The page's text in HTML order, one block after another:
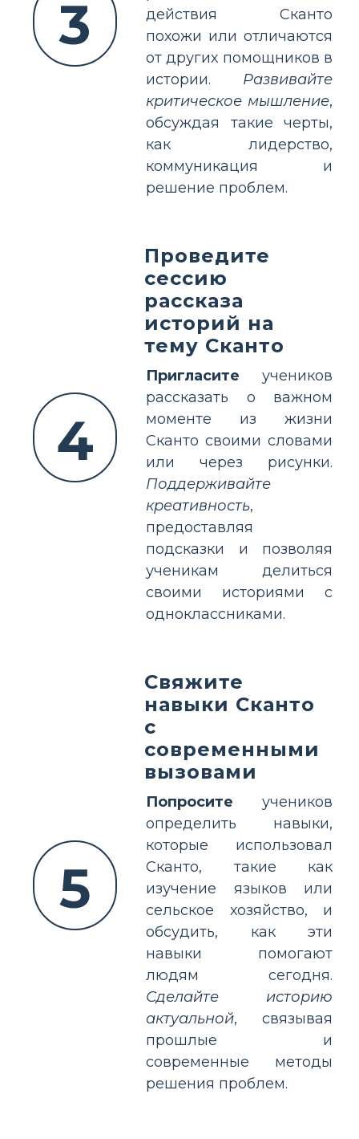
3
действия Скантo
похожи или отличаются
от других помощников в
истории. Развивайте
критическое мышление,
обсуждая такие черты,
как лидерство,
коммуникация и
решение проблем.
4
Проведите
сессию
рассказа
историй на
тему Скантo
Пригласите учеников
рассказать о важном
моменте из жизни
Скантo своими словами
или через рисунки.
Поддерживайте
креативность,
предоставляя
подсказки и позволяя
ученикам делиться
своими историями с
одноклассниками.
5
Свяжите
навыки Скантo
с
современными
вызовами
Попросите учеников
определить навыки,
которые использовал
Скантo, такие как
изучение языков или
сельское хозяйство, и
обсудить, как эти
навыки помогают
людям сегодня.
Сделайте историю
актуальной, связывая
прошлые и
современные методы
решения проблем.